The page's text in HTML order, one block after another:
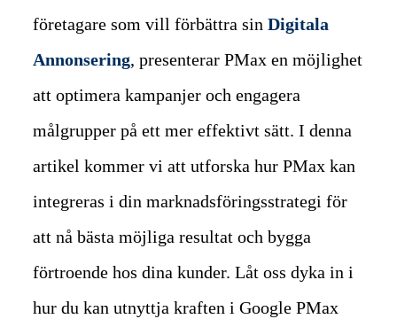
företagare som vill förbättra sinDigitala
Annonsering, presenterar PMax en möjlighet
att optimera kampanjer och engagera
målgrupper på ett mer effektivt sätt. I denna
artikel kommer vi att utforska hur PMax kan
integreras i din marknadsföringsstrategi för
att nå bästa möjliga resultat och bygga
förtroende hos dina kunder. Låt oss dyka in i
hur du kan utnyttja kraften i Google PMax